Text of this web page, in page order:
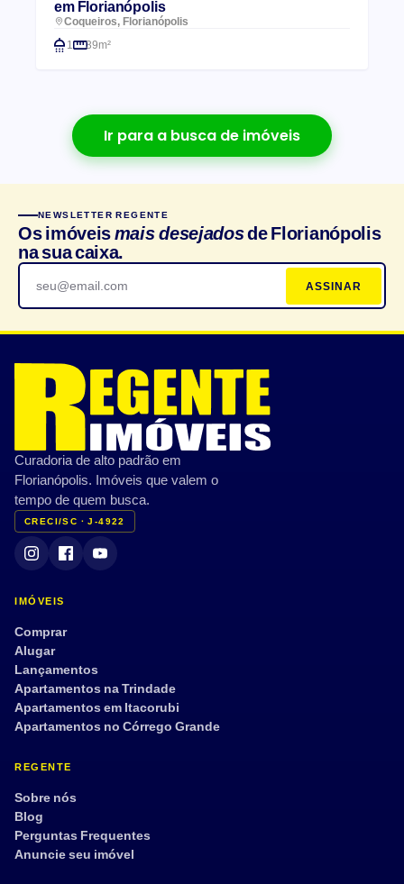
em Florianópolis
Coqueiros, Florianópolis
1
39m²
Ir para a busca de imóveis
NEWSLETTER REGENTE
Os imóveismais desejadosde Florianópolis
na sua caixa.
ASSINAR
Curadoria de alto padrão em
Florianópolis. Imóveis que valem o
tempo de quem busca.
CRECI/SC · J-4922
IMÓVEIS
Comprar
Alugar
Lançamentos
Apartamentos na Trindade
Apartamentos em Itacorubi
Apartamentos no Córrego Grande
REGENTE
Sobre nós
Blog
Perguntas Frequentes
Anuncie seu imóvel